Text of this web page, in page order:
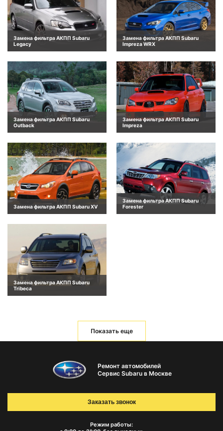
Замена фильтра АКПП Subaru
Legacy
Замена фильтра АКПП Subaru
Impreza WRX
Замена фильтра АКПП Subaru
Outback
Замена фильтра АКПП Subaru
Impreza
Замена фильтра АКПП Subaru XV
Замена фильтра АКПП Subaru
Forester
Замена фильтра АКПП Subaru
Tribeca
Показать еще
Ремонт автомобилей
Сервис Subaru в Москве
Режим работы:
Заказать звонок